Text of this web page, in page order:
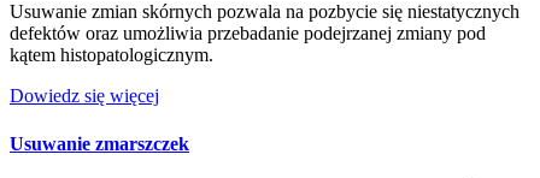
Usuwanie zmian skórnych pozwala na pozbycie się niestatycznych
defektów oraz umożliwia przebadanie podejrzanej zmiany pod
kątem histopatologicznym.
Dowiedz się więcej
Usuwanie zmarszczek